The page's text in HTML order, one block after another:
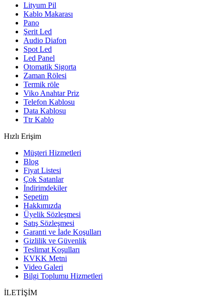
Lityum Pil
Kablo Makarası
Pano
Şerit Led
Audio Diafon
Spot Led
Led Panel
Otomatik Sigorta
Zaman Rölesi
Termik röle
Viko Anahtar Priz
Telefon Kablosu
Data Kablosu
Ttr Kablo
Hızlı Erişim
Müşteri Hizmetleri
Blog
Fiyat Listesi
Çok Satanlar
İndirimdekiler
Sepetim
Hakkımızda
Üyelik Sözleşmesi
Satış Sözleşmesi
Garanti ve İade Koşulları
Gizlilik ve Güvenlik
Teslimat Koşulları
KVKK Metni
Video Galeri
Bilgi Toplumu Hizmetleri
İLETİŞİM